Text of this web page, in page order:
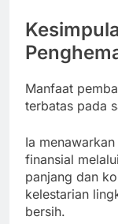
Manfaat
terbatas pada
Ia
finansial
panjang dan
kelestarian
bersih.